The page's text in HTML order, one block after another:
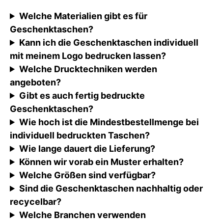
Welche Materialien gibt es für
Geschenktaschen?
Kann ich die Geschenktaschen individuell
mit meinem Logo bedrucken lassen?
Welche Drucktechniken werden
angeboten?
Gibt es auch fertig bedruckte
Geschenktaschen?
Wie hoch ist die Mindestbestellmenge bei
individuell bedruckten Taschen?
Wie lange dauert die Lieferung?
Können wir vorab ein Muster erhalten?
Welche Größen sind verfügbar?
Sind die Geschenktaschen nachhaltig oder
recycelbar?
Welche Branchen verwenden